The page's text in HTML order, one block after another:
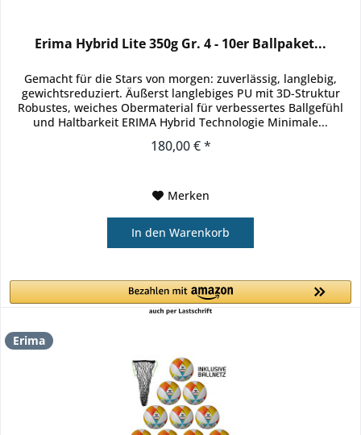
Erima Hybrid Lite 350g Gr. 4 - 10er Ballpaket...
Gemacht für die Stars von morgen: zuverlässig, langlebig,
gewichtsreduziert. Äußerst langlebiges PU mit 3D-Struktur
Robustes, weiches Obermaterial für verbessertes Ballgefühl
und Haltbarkeit ERIMA Hybrid Technologie Minimale...
180,00 € *
Merken
In den Warenkorb
Erima